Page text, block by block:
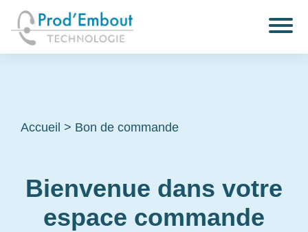
Accueil > Bon de commande
Bienvenue dans votre
espace commande